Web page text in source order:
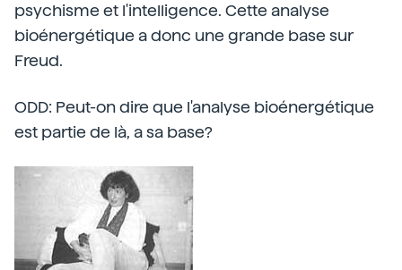
psychisme et l'intelligence. Cette analyse
bioénergétique a donc une grande base sur
Freud.
ODD: Peut-on dire que l'analyse bioénergétique
est partie de là, a sa base?